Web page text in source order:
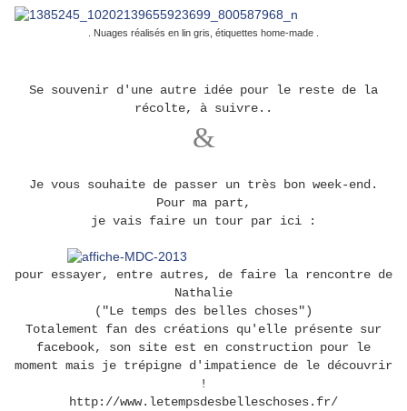
. Nuages réalisés en lin gris, étiquettes home-made .
Se souvenir d'une autre idée pour le reste de la
récolte, à suivre..
&
Je vous souhaite de passer un très bon week-end.
Pour ma part,
je vais faire un tour par ici :
pour essayer, entre autres, de faire la rencontre de
Nathalie
("Le temps des belles choses")
Totalement fan des créations qu'elle présente sur
facebook, son site est en construction pour le
moment mais je trépigne d'impatience de le découvrir
!
http://www.letempsdesbelleschoses.fr/